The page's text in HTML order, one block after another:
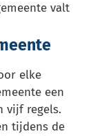
valt
elke
een
vijf regels.
tijdens de